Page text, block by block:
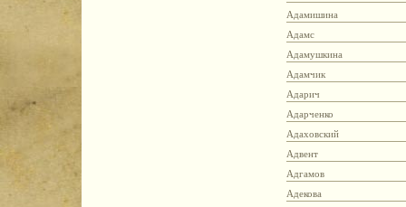
Адамишина
Адамс
Адамушкина
Адамчик
Адарич
Адарченко
Адаховский
Адвент
Адгамов
Адекова